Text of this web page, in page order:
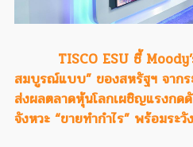
TISCO ESU ชี้
สมบูรณ์แบบ” ของสหรัฐฯ จาก
ส่งผลตลาดหุ้นโลกเผชิญแรงก
จังหวะ “ขายทำกำไร” พร้อมระ